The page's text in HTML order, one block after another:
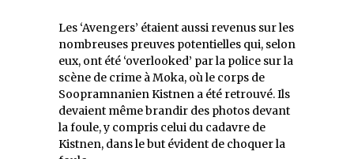
Les ‘Avengers’ étaient aussi revenus sur les
nombreuses preuves potentielles qui, selon
eux, ont été ‘overlooked’ par la police sur la
scène de crime à Moka, où le corps de
Soopramnanien Kistnen a été retrouvé. Ils
devaient même brandir des photos devant
la foule, y compris celui du cadavre de
Kistnen, dans le but évident de choquer la